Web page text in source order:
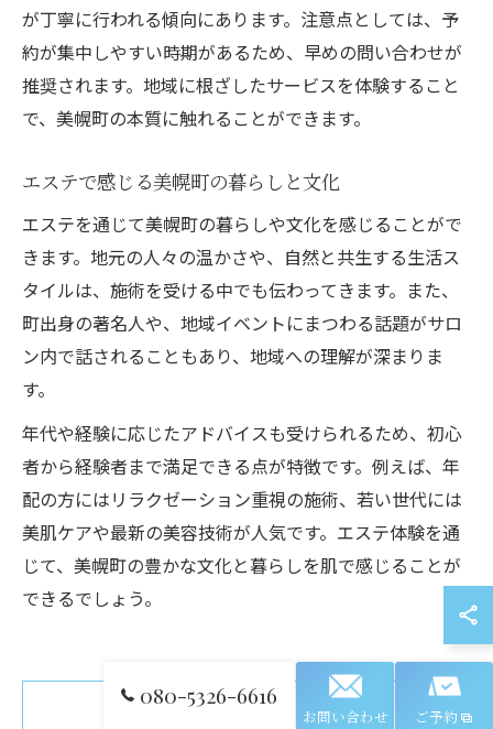
が丁寧に行われる傾向にあります。注意点としては、予
約が集中しやすい時期があるため、早めの問い合わせが
推奨されます。地域に根ざしたサービスを体験すること
で、美幌町の本質に触れることができます。
エステで感じる美幌町の暮らしと文化
エステを通じて美幌町の暮らしや文化を感じることがで
きます。地元の人々の温かさや、自然と共生する生活ス
タイルは、施術を受ける中でも伝わってきます。また、
町出身の著名人や、地域イベントにまつわる話題がサロ
ン内で話されることもあり、地域への理解が深まりま
す。
年代や経験に応じたアドバイスも受けられるため、初心
者から経験者まで満足できる点が特徴です。例えば、年
配の方にはリラクゼーション重視の施術、若い世代には
美肌ケアや最新の美容技術が人気です。エステ体験を通
じて、美幌町の豊かな文化と暮らしを肌で感じることが
できるでしょう。
080-5326-6616
お問い合わせ ご予約